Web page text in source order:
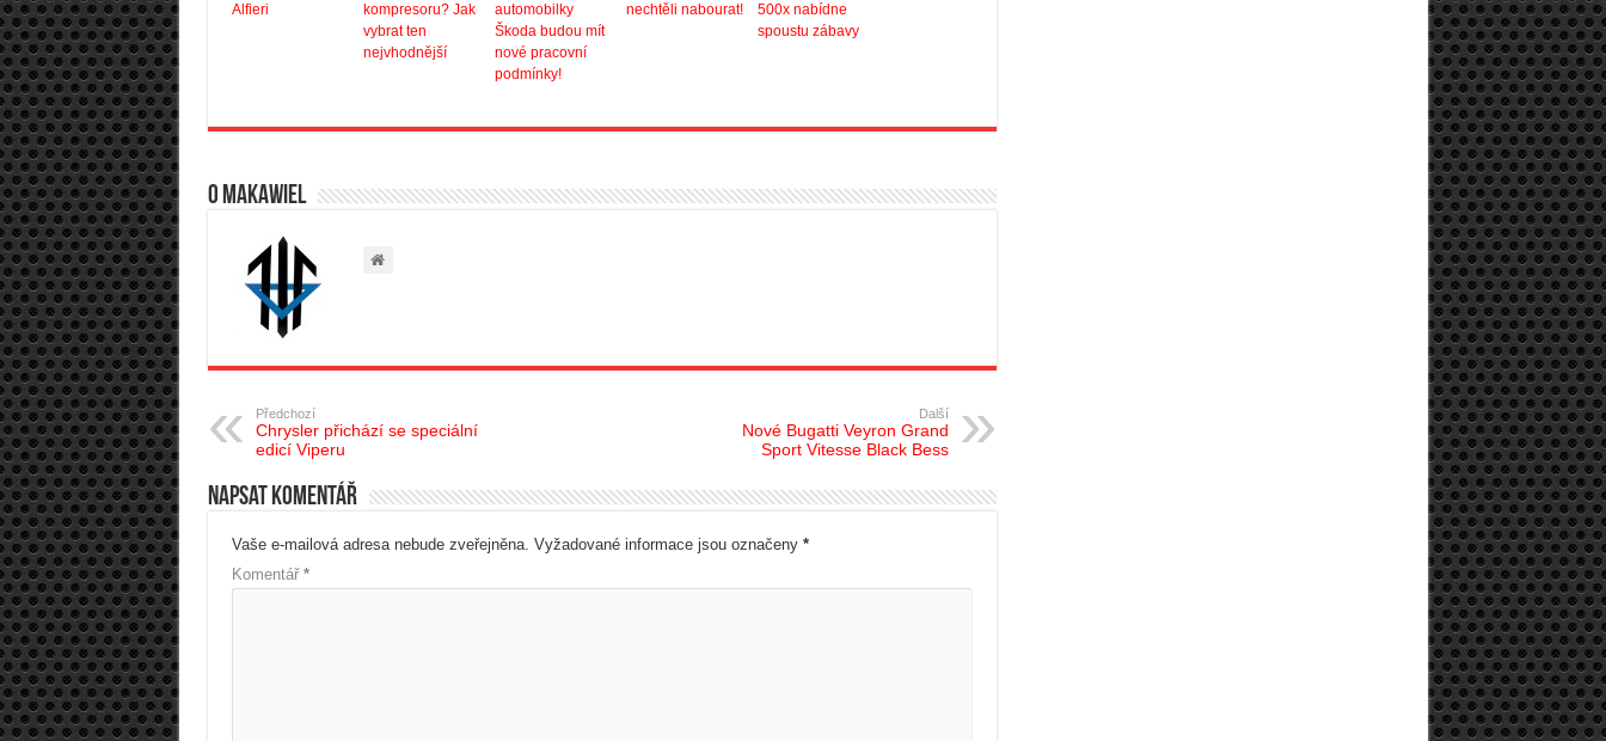
Alfieri
kompresoru? Jak
vybrat ten
nejvhodnější
automobilky
Škoda budou mít
nové pracovní
podmínky!
nechtěli nabourat!
500x nabídne
spoustu zábavy
O Makawiel
Předchozí
Chrysler přichází se speciální
edicí Viperu
Další
Nové Bugatti Veyron Grand
Sport Vitesse Black Bess
Napsat komentář
Vaše e-mailová adresa nebude zveřejněna. Vyžadované informace jsou označeny *
Komentář *